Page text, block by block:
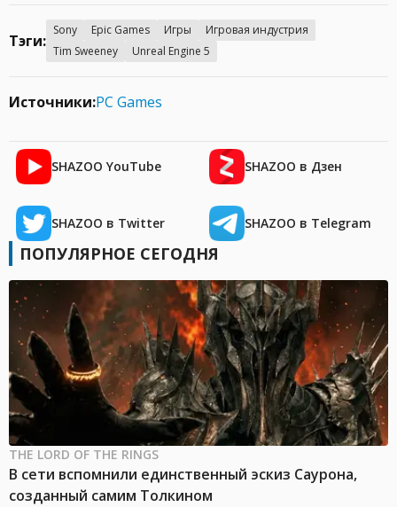
Тэги:
Sony Epic Games Игры
Игровая индустрия
Tim Sweeney
Unreal Engine 5
Источники:PC Games
SHAZOO YouTube SHAZOO в Дзен
SHAZOO в Twitter SHAZOO в Telegram
ПОПУЛЯРНОЕ СЕГОДНЯ
THE LORD OF THE RINGS
В сети вспомнили единственный эскиз Саурона,
созданный самим Толкином